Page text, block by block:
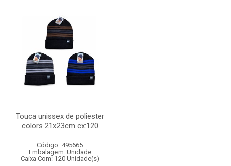
Touca unissex de poliester
colors 21x23cm cx:120
Código: 495665
Embalagem: Unidade
Caixa Com: 120 Unidade(s)